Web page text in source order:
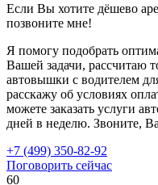
Если Вы хотите дёшево
позвоните мне!
Я помогу подобрать
Вашей задачи, рассчитаю
автовышки с водителем
расскажу об условиях
можете заказать услуги
дней в неделю. Звоните,
+7 (499) 350-82-92
Поговорить сейчас
60